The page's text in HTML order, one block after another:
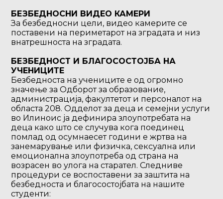
БЕЗБЕДНОСНИ ВИДЕО КАМЕРИ
За безбедносни цели, видео камерите се
поставени на периметарот на зградата и низ
внатрешноста на зградата.
БЕЗБЕДНОСТ И БЛАГОСОСТОЈБА НА
УЧЕНИЦИТЕ
Безбедноста на учениците е од огромно
значење за Одборот за образование,
администрација, факултетот и персоналот на
областа 208. Одделот за деца и семејни услуги
во Илиноис ја дефинира злоупотребата на
деца како што се случува кога поединец
помлад од осумнаесет години е жртва на
занемарување или физичка, сексуална или
емоционална злоупотреба од страна на
возрасен во улога на старател. Следниве
процедури се воспоставени за заштита на
безбедноста и благосостојбата на нашите
студенти: